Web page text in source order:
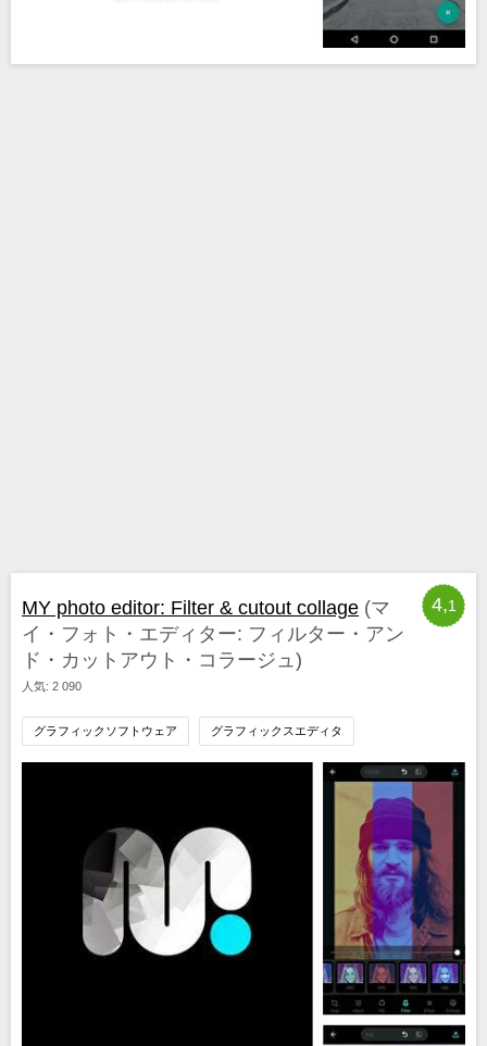
4,1
MY photo editor: Filter & cutout collage (マ
イ・フォト・エディター: フィルター・アン
ド・カットアウト・コラージュ)
人気: 2 090
グラフィックソフトウェア グラフィックスエディタ